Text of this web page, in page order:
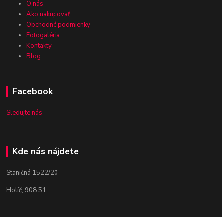
O nás
Ako nakupovať
Obchodné podmienky
Fotogaléria
Kontakty
Blog
Facebook
Sledujte nás
Kde nás nájdete
Staničná 1522/20
Holíč, 908 51